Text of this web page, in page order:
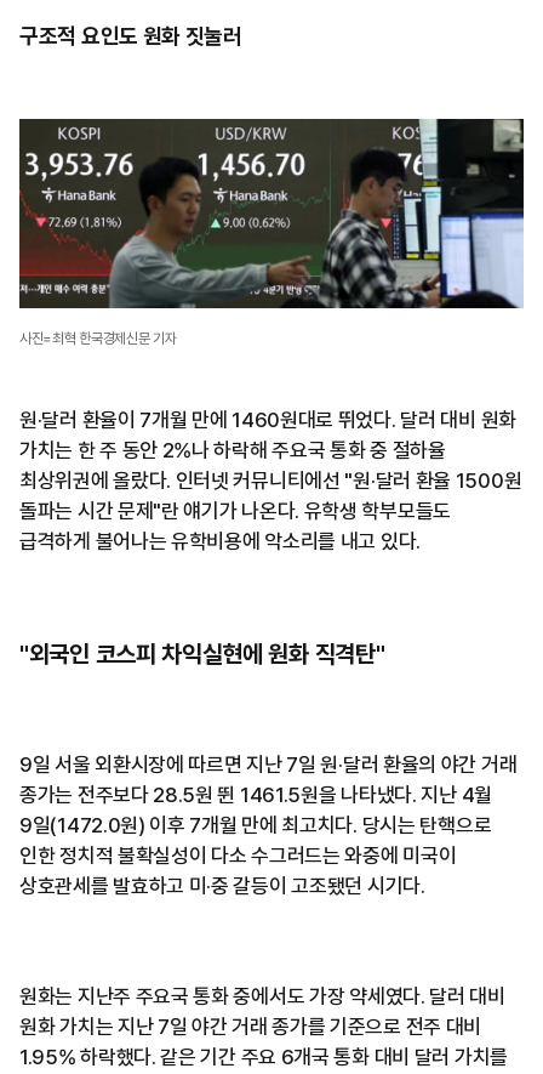
구조적 요인도 원화 짓눌러
사진=최혁 한국경제신문 기자
원·달러 환율이 7개월 만에 1460원대로 뛰었다. 달러 대비 원화
가치는 한 주 동안 2%나 하락해 주요국 통화 중 절하율
최상위권에 올랐다. 인터넷 커뮤니티에선 "원·달러 환율 1500원
돌파는 시간 문제"란 얘기가 나온다. 유학생 학부모들도
급격하게 불어나는 유학비용에 악소리를 내고 있다.
"외국인 코스피 차익실현에 원화 직격탄"
9일 서울 외환시장에 따르면 지난 7일 원·달러 환율의 야간 거래
종가는 전주보다 28.5원 뛴 1461.5원을 나타냈다. 지난 4월
9일(1472.0원) 이후 7개월 만에 최고치다. 당시는 탄핵으로
인한 정치적 불확실성이 다소 수그러드는 와중에 미국이
상호관세를 발효하고 미·중 갈등이 고조됐던 시기다.
원화는 지난주 주요국 통화 중에서도 가장 약세였다. 달러 대비
원화 가치는 지난 7일 야간 거래 종가를 기준으로 전주 대비
1.95% 하락했다. 같은 기간 주요 6개국 통화 대비 달러 가치를